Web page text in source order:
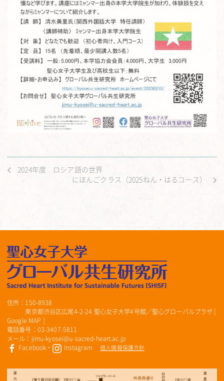
2024年度 ロシア語の世界
にほんごクラス（2025ねん・はるコース）
住所：150-8938
東京都渋谷区広尾4-2-24 聖心女子大学4号館／聖心グローバルプラザ [
Google MAP ]
電話番号：03-3407-5811
メール：jimu-kyosei@u-sacred-heart.ac.jp
Facebook ・ Instagram 個人情報保護方針